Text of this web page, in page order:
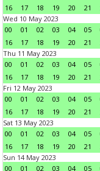
16
17 18 19 20 21
Wed 10 May 2023
00
01 02 03 04 05
16
17 18 19 20 21
Thu 11 May 2023
00
01 02 03 04 05
16
17 18 19 20 21
Fri 12 May 2023
00
01 02 03 04 05
16
17 18 19 20 21
Sat 13 May 2023
00
01 02 03 04 05
16
17 18 19 20 21
Sun 14 May 2023
00
01 02 03 04 05